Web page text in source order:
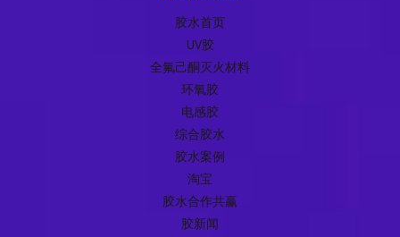
胶水首页
UV胶
全氟己酮灭火材料
环氧胶
电感胶
综合胶水
胶水案例
淘宝
胶水合作共赢
胶新闻